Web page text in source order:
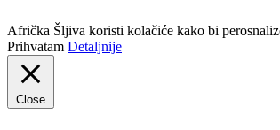
Afrička Šljiva koristi kolačiće kako bi
Prihvatam Detaljnije
Close